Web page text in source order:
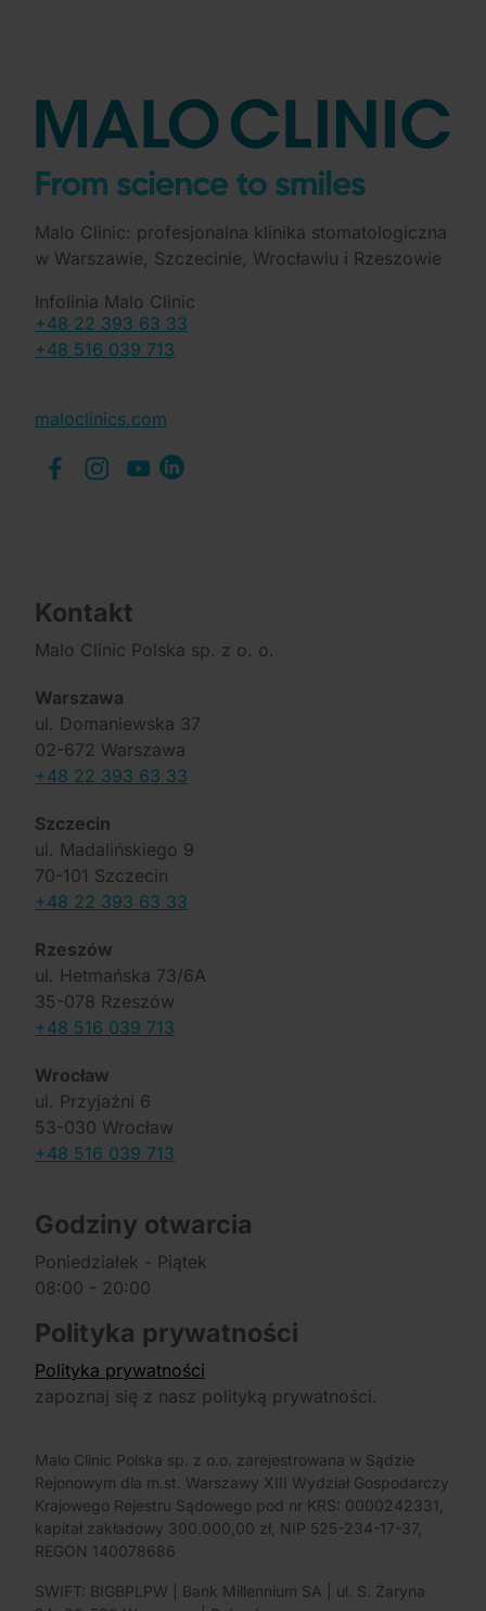
Malo Clinic: profesjonalna klinika stomatologiczna
w Warszawie, Szczecinie, Wrocławiu i Rzeszowie
Infolinia Malo Clinic
+48 22 393 63 33
+48 516 039 713
maloclinics.com
Kontakt
Malo Clinic Polska sp. z o. o.
Warszawa
ul. Domaniewska 37
02-672 Warszawa
+48 22 393 63 33
Szczecin
ul. Madalińskiego 9
70-101 Szczecin
+48 22 393 63 33
Rzeszów
ul. Hetmańska 73/6A
35-078 Rzeszów
+48 516 039 713
Wrocław
ul. Przyjaźni 6
53-030 Wrocław
+48 516 039 713
Godziny otwarcia
Poniedziałek - Piątek
08:00 - 20:00
Polityka prywatności
Polityka prywatności
zapoznaj się z nasz polityką prywatności.
Malo Clinic Polska sp. z o.o. zarejestrowana w Sądzie
Rejonowym dla m.st. Warszawy XIII Wydział Gospodarczy
Krajowego Rejestru Sądowego pod nr KRS: 0000242331,
kapitał zakładowy 300.000,00 zł, NIP 525-234-17-37,
REGON 140078686
SWIFT: BIGBPLPW | Bank Millennium SA | ul. S. Żaryna